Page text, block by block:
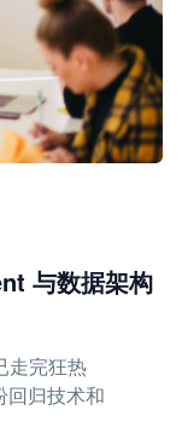
与数据架构
走完狂热
回归技术和